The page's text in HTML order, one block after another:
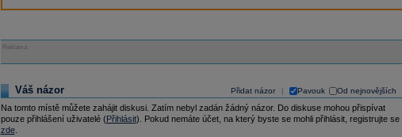
Reklama
Přidat názor Pavouk Od nejnovějších
Váš názor
Na tomto místě můžete zahájit diskusi. Zatím nebyl zadán žádný názor. Do diskuse mohou přispívat
pouze přihlášení uživatelé (Přihlásit). Pokud nemáte účet, na který byste se mohli přihlásit, registrujte se
zde.